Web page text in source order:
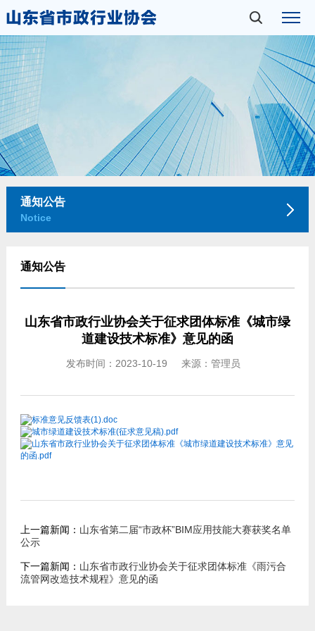
通知公告
Notice
通知公告
山东省市政行业协会关于征求团体标准《城市绿
道建设技术标准》意见的函
发布时间：2023-10-19 来源：管理员
标准意见反馈表(1).doc
城市绿道建设技术标准(征求意见稿).pdf
山东省市政行业协会关于征求团体标准《城市绿道建设技术标准》意见
的函.pdf
上一篇新闻： 山东省第二届“市政杯”BIM应用技能大赛获奖名单
公示
下一篇新闻： 山东省市政行业协会关于征求团体标准《雨污合
流管网改造技术规程》意见的函